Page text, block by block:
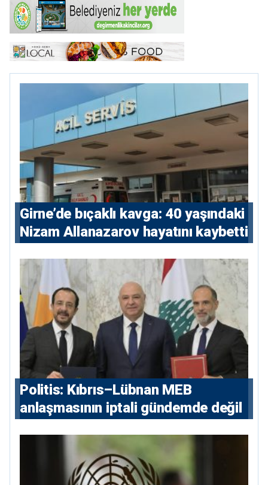
Girne’de bıçaklı kavga: 40 yaşındaki
Nizam Allanazarov hayatını kaybetti
Politis: Kıbrıs–Lübnan MEB
anlaşmasının iptali gündemde değil